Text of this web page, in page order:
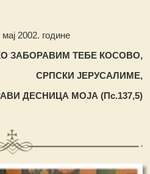
2002. године
ЗАБОРАВИМ ТЕБЕ КОСОВО,
СРПСКИ ЈЕРУСАЛИМЕ,
ДЕСНИЦА МОЈА (Пс.137,5)